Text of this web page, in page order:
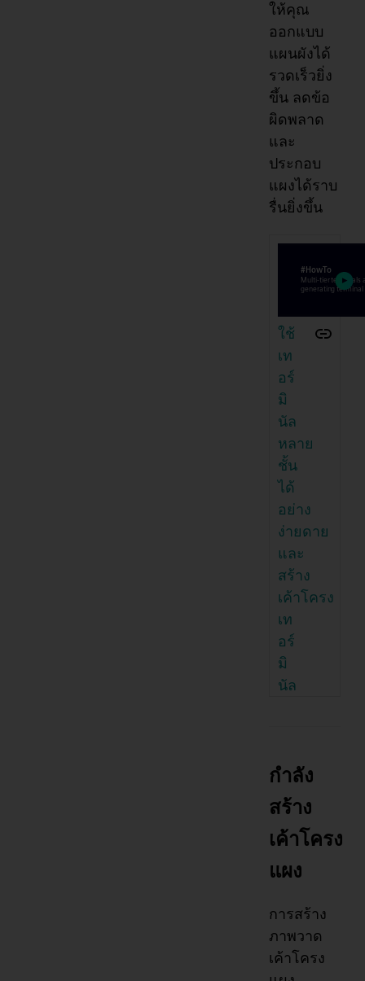
ให้คุณ
ออกแบบ
แผนผังได้
รวดเร็วยิ่ง
ขึ้น ลดข้อ
ผิดพลาด
และ
ประกอบ
แผงได้ราบ
รื่นยิ่งขึ้น
ใช้
เท
อร์
มิ
นัล
หลาย
ชั้น
ได้
อย่าง
ง่ายดาย
และ
สร้าง
เค้าโครง
เท
อร์
มิ
นัล
กำลัง
สร้าง
เค้าโครง
แผง
การสร้าง
ภาพวาด
เค้าโครง